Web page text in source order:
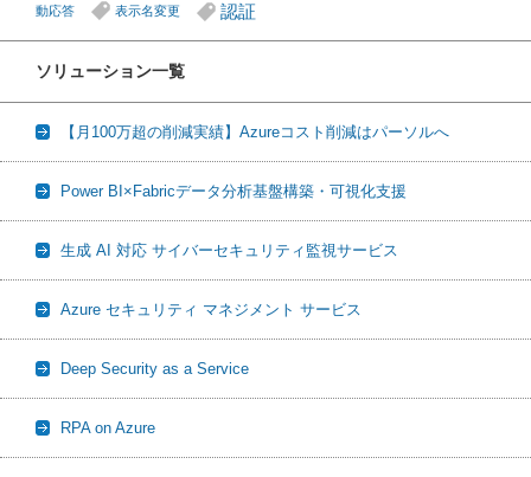
動応答
表示名変更 認証
ソリューション一覧
【月100万超の削減実績】Azureコスト削減はパーソルへ
Power BI×Fabricデータ分析基盤構築・可視化支援
生成 AI 対応 サイバーセキュリティ監視サービス
Azure セキュリティ マネジメント サービス
Deep Security as a Service
RPA on Azure